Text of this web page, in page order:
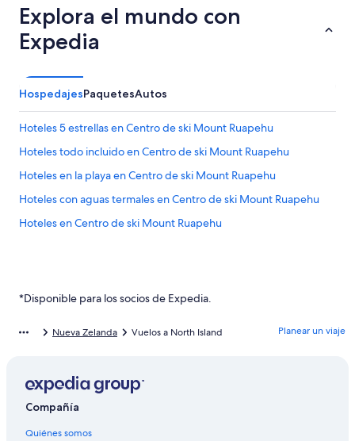
Explora el mundo con
Expedia
HospedajesPaquetesAutos
Hoteles 5 estrellas en Centro de ski Mount Ruapehu
Hoteles todo incluido en Centro de ski Mount Ruapehu
Hoteles en la playa en Centro de ski Mount Ruapehu
Hoteles con aguas termales en Centro de ski Mount Ruapehu
Hoteles en Centro de ski Mount Ruapehu
*Disponible para los socios de Expedia.
Nueva Zelanda Vuelos a North Island Planear un viaje
Compañía
Quiénes somos